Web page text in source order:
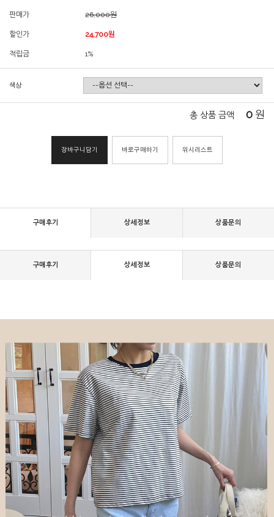
판매가 26,000원
할인가 24,700원
적립금 1%
색상
총 상품 금액 0 원
장바구니담기 바로구매하기 위시리스트
구매후기 상세정보 상품문의
구매후기 상세정보 상품문의